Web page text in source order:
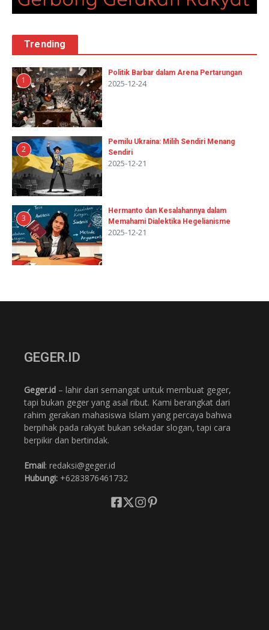
Trending
1
Politik Barbar dalam Arena Pertarungan
2025-12-24
2
Pemilu Ukraina: Milih Sendiri Menang
Sendiri
2025-12-21
3
Hermanto dan Kesalahannya dalam
Memahami Dialektika Hegelianisme
2025-12-21
GEGER.ID
Geger.id – lahir dari semangat untuk membuat geger,
tapi bukan geger yang asal ribut. Kami berangkat dari
rahim gerakan mahasiswa Islam yang percaya bahwa
berpihak pada rakyat bukan sekadar slogan, tapi cara
berpikir dan bertindak.
Email: redaksi@geger.id
Hubungi: +6283876461732